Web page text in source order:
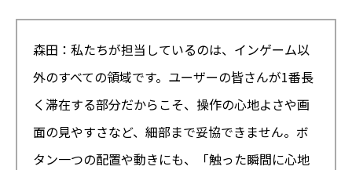
森田：私たちが担当しているのは、インゲーム以
外のすべての領域です。ユーザーの皆さんが1番長
く滞在する部分だからこそ、操作の心地よさや画
面の見やすさなど、細部まで妥協できません。ボ
タン一つの配置や動きにも、「触った瞬間に心地